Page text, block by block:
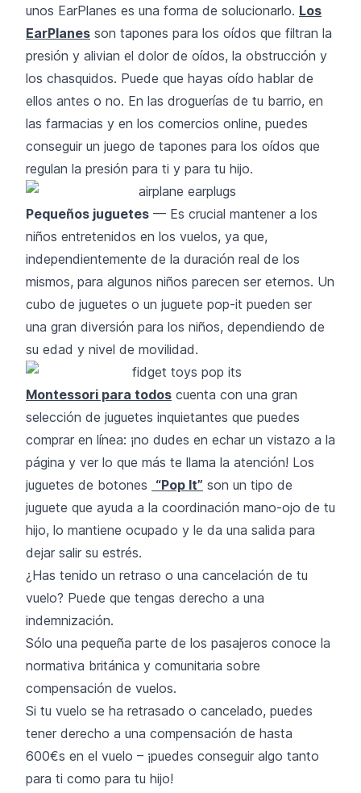
unos EarPlanes es una forma de solucionarlo. Los
EarPlanes son tapones para los oídos que filtran la
presión y alivian el dolor de oídos, la obstrucción y
los chasquidos. Puede que hayas oído hablar de
ellos antes o no. En las droguerías de tu barrio, en
las farmacias y en los comercios online, puedes
conseguir un juego de tapones para los oídos que
regulan la presión para ti y para tu hijo.
Pequeños juguetes — Es crucial mantener a los
niños entretenidos en los vuelos, ya que,
independientemente de la duración real de los
mismos, para algunos niños parecen ser eternos. Un
cubo de juguetes o un juguete pop-it pueden ser
una gran diversión para los niños, dependiendo de
su edad y nivel de movilidad.
Montessori para todos cuenta con una gran
selección de juguetes inquietantes que puedes
comprar en línea: ¡no dudes en echar un vistazo a la
página y ver lo que más te llama la atención! Los
juguetes de botones “Pop It” son un tipo de
juguete que ayuda a la coordinación mano-ojo de tu
hijo, lo mantiene ocupado y le da una salida para
dejar salir su estrés.
¿Has tenido un retraso o una cancelación de tu
vuelo? Puede que tengas derecho a una
indemnización.
Sólo una pequeña parte de los pasajeros conoce la
normativa británica y comunitaria sobre
compensación de vuelos.
Si tu vuelo se ha retrasado o cancelado, puedes
tener derecho a una compensación de hasta
600€s en el vuelo – ¡puedes conseguir algo tanto
para ti como para tu hijo!